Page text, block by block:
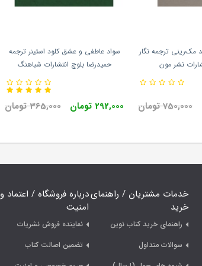
مک‌رینی ترجمه نگار
نشر مون
750,000 تومان
سواد عاطفی و عشق کلود استینر ترجمه
حمیدرضا بلوچ انتشارات شباهنگ
292,000 تومان 365,000 تومان
خدمات مشتریان / راهنمای
خرید
راهنمای خرید کتاب نوین
سوالات متداول
درباره فروشگاه / اعتماد و
امنیت
نماینده فروش نشریات
تضمین اصالت کتاب